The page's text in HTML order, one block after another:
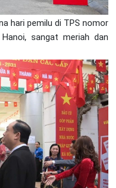
hari pemilu di TPS nomor
sangat meriah dan